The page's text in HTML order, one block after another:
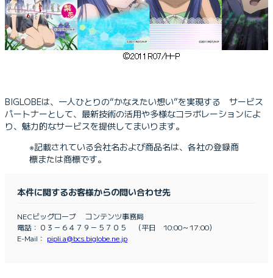
BIGLOBEは、一人ひとりの“かなえたい想い”を実現する サービス
パートナーとして、最新技術の活用や多様なコラボレーションによ
り、魅力的なサービスを提供してまいります。
※記載されている会社名および商品名は、各社の登録商
標または商標です。
本件に関するお客様からの問い合わせ先
NECビッグローブ コンテンツ事務局
電話：０３－６４７９－５７０５ （平日 10:00～17:00）
E-Mail： pipli.a@bcs.biglobe.ne.jp